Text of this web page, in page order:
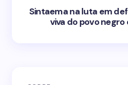
Sintaema na luta em
viva do povo negro